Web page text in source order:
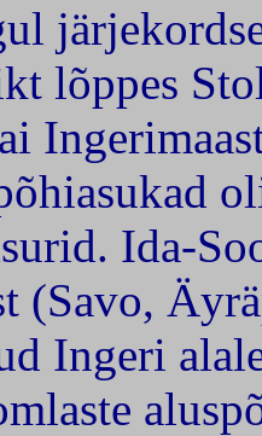
lõppes
Ida-
(Savo,
Ingeri